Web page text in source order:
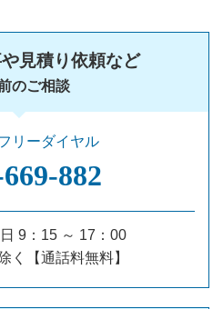
見積り依頼など
のご相談
リーダイヤル
9：15 ～ 17：00
く【通話料無料】